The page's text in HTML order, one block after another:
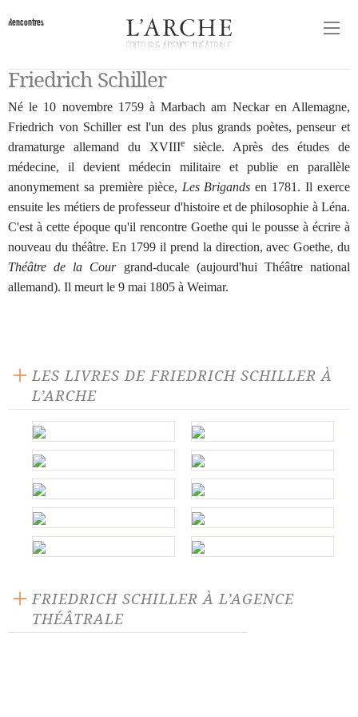
Rencontres
Friedrich Schiller
Né le 10 novembre 1759 à Marbach am Neckar en Allemagne,
Friedrich von Schiller est l'un des plus grands poètes, penseur et
dramaturge allemand du XVIIIe
siècle. Après des études de
médecine, il devient médecin militaire et publie en parallèle
anonymement sa première pièce, Les Brigands en 1781. Il exerce
ensuite les métiers de professeur d'histoire et de philosophie à Léna.
C'est à cette époque qu'il rencontre Goethe qui le pousse à écrire à
nouveau du théâtre. En 1799 il prend la direction, avec Goethe, du
Théâtre de la Courgrand-ducale (aujourd'hui Théâtre national
allemand). Il meurt le 9 mai 1805 à Weimar.
LES LIVRES DE FRIEDRICH SCHILLER À
L’ARCHE
FRIEDRICH SCHILLER À L’AGENCE
THÉÂTRALE